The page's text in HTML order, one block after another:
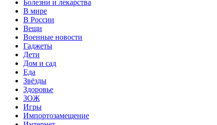
Болезни и лекарства
В мире
В России
Вещи
Военные новости
Гаджеты
Дети
Дом и сад
Еда
Звёзды
Здоровье
ЗОЖ
Игры
Импортозамещение